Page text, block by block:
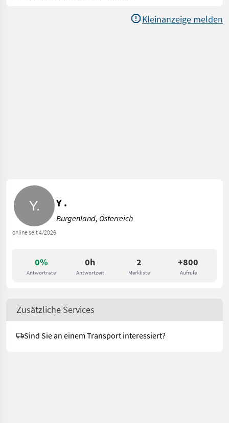
Kleinanzeige melden
0%
Antwortrate
0h
Antwortzeit
2
Merkliste
+800
Aufrufe
online seit 4/2026
Y .
Burgenland, Österreich
Zusätzliche Services
Sind Sie an einem Transport interessiert?